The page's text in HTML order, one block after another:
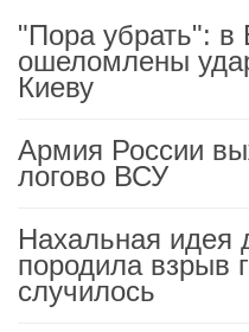
"Пора убрать": в
ошеломлены
Киеву
Армия России
логово ВСУ
Нахальная идея
породила взрыв
случилось